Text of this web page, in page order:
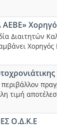
ΑΕΒΕ»
Διαιτητών
Χορηγός
περιβάλλον
τιμή
Ο.Δ.Κ.Ε